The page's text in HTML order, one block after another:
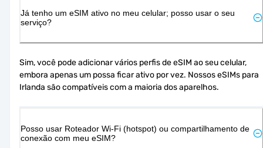
Já tenho um eSIM ativo no meu celular; posso usar o seu
serviço?
Sim, você pode adicionar vários perfis de eSIM ao seu celular,
embora apenas um possa ficar ativo por vez. Nossos eSIMs para
Irlanda são compatíveis com a maioria dos aparelhos.
Posso usar Roteador Wi-Fi (hotspot) ou compartilhamento de
conexão com meu eSIM?